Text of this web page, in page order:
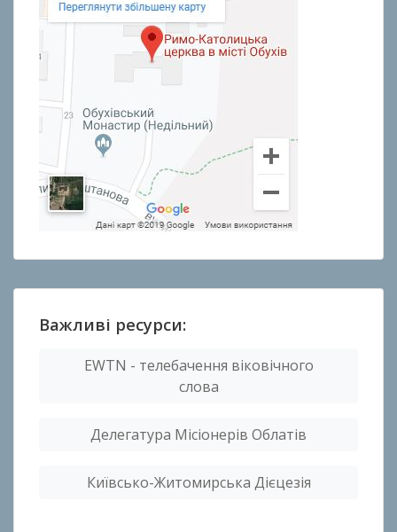
Важливі ресурси:
EWTN - телебачення віковічного
слова
Делегатура Місіонерів Облатів
Київсько-Житомирська Дієцезія